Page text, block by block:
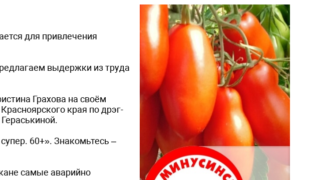
для привлечения
выдержки из труда
Грахова на своём
края по дрэг-
60+». Знакомьтесь –
самые аварийно